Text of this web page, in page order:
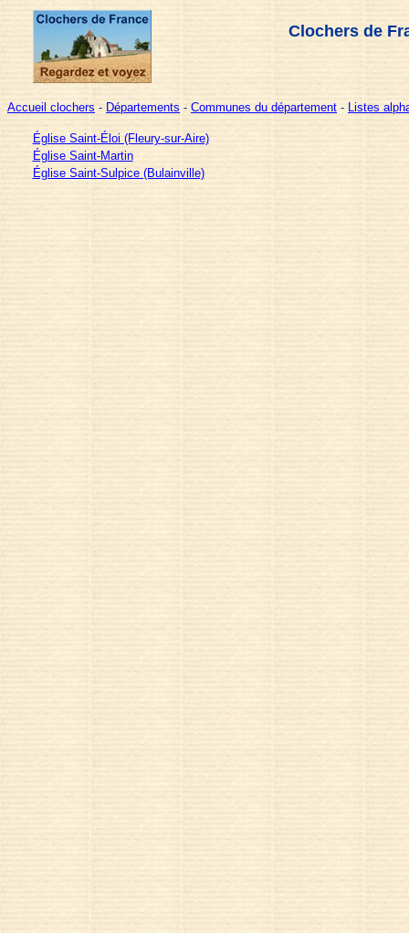
Clochers de
Accueil clochers - Départements - Communes du département - Listes
Église Saint-Éloi (Fleury-sur-Aire)
Église Saint-Martin
Église Saint-Sulpice (Bulainville)